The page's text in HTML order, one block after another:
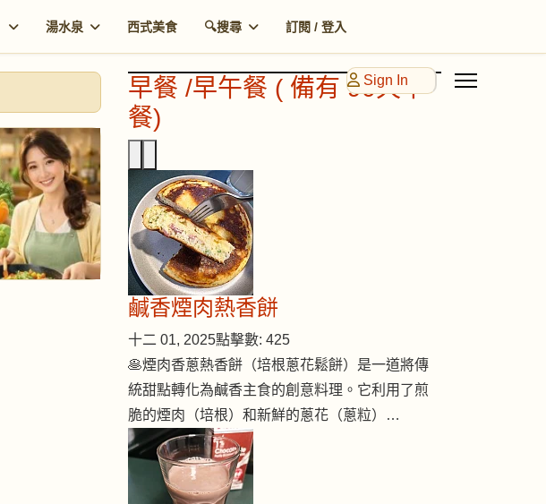
湯水泉 西式美食 🔍搜尋 訂閱 / 登入
Sign In
早餐 /早午餐 ( 備有 90天早
餐)
鹹香煙肉熱香餅
十二 01, 2025點擊數: 425
🥞煙肉香蔥熱香餅（培根蔥花鬆餅）是一道將傳
統甜點轉化為鹹香主食的創意料理。它利用了煎
脆的煙肉（培根）和新鮮的蔥花（蔥粒）…